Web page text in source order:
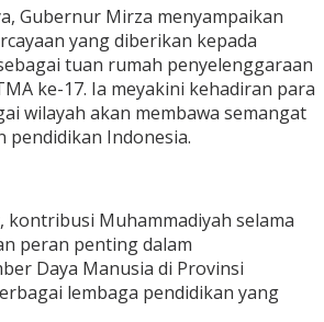
Gubernur Mirza menyampaikan
yang diberikan kepada
tuan rumah penyelenggaraan
ke-17. Ia meyakini kehadiran para
wilayah akan membawa semangat
pendidikan Indonesia.
Muhammadiyah selama
peran penting dalam
Daya Manusia di Provinsi
lembaga pendidikan yang